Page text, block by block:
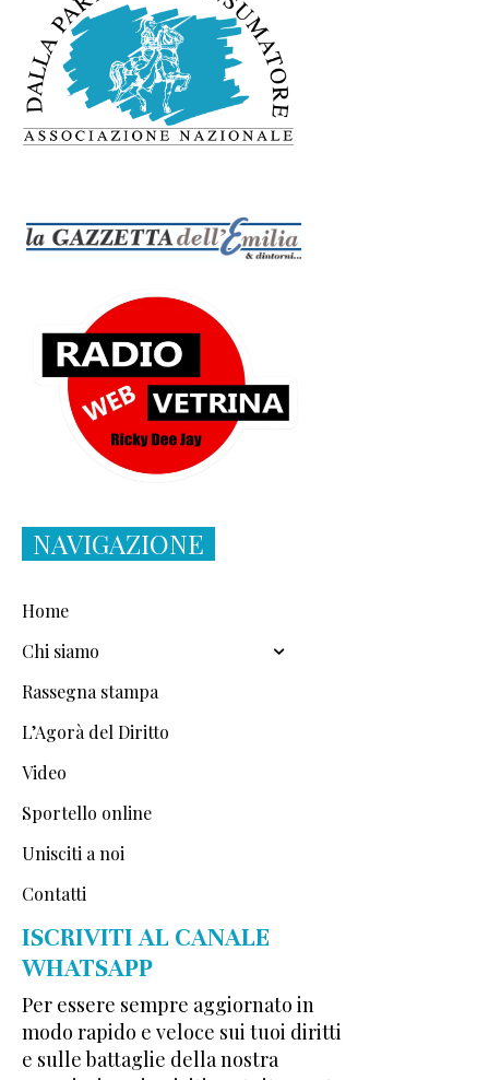
NAVIGAZIONE
Home
Chi siamo
Rassegna stampa
L’Agorà del Diritto
Video
Sportello online
Unisciti a noi
Contatti
ISCRIVITI AL CANALE
WHATSAPP
Per essere sempre aggiornato in
modo rapido e veloce sui tuoi diritti
e sulle battaglie della nostra